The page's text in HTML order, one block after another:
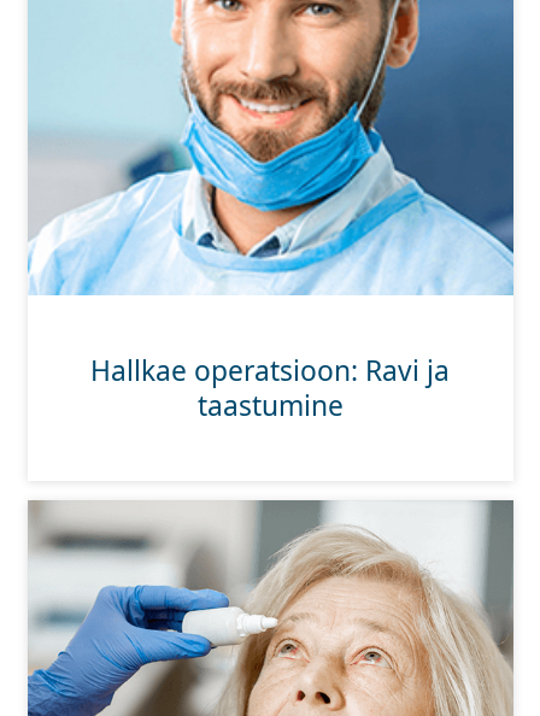
Hallkae operatsioon: Ravi ja
taastumine